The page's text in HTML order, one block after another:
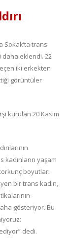
Sokak’ta trans
daha eklendi. 22
iki erkekten
görüntüler
kurulan 20 Kasım
kadınların yaşam
boyutları
bir trans kadın,
gösteriyor. Bu
dedi.